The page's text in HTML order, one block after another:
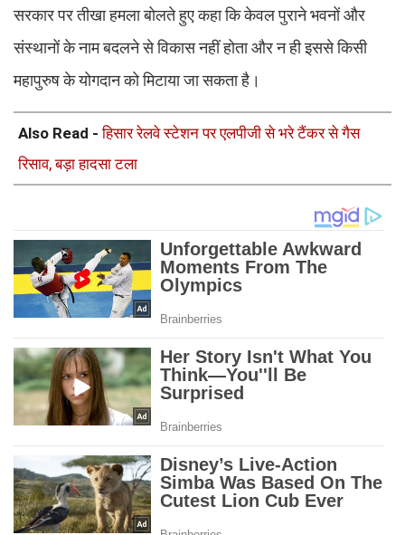
सरकार पर तीखा हमला बोलते हुए कहा कि केवल पुराने भवनों और
संस्थानों के नाम बदलने से विकास नहीं होता और न ही इससे किसी
महापुरुष के योगदान को मिटाया जा सकता है।
Also Read -हिसार रेलवे स्टेशन पर एलपीजी से भरे टैंकर से गैस
रिसाव, बड़ा हादसा टला